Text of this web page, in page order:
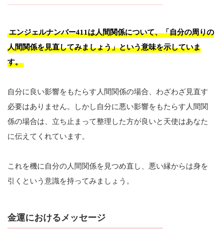
エンジェルナンバー411は人間関係について、「自分の周りの
人間関係を見直してみましょう」という意味を示していま
す。
自分に良い影響をもたらす人間関係の場合、わざわざ見直す
必要はありません。しかし自分に悪い影響をもたらす人間関
係の場合は、立ち止まって整理した方が良いと天使はあなた
に伝えてくれています。
これを機に自分の人間関係を見つめ直し、悪い縁からは身を
引くという意識を持ってみましょう。
金運におけるメッセージ